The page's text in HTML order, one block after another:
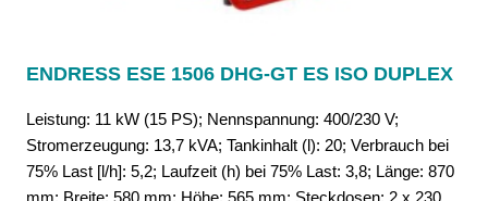
ENDRESS ESE 1506 DHG-GT ES ISO DUPLEX
Leistung: 11 kW (15 PS); Nennspannung: 400/230 V;
Stromerzeugung: 13,7 kVA; Tankinhalt (l): 20; Verbrauch bei
75% Last [l/h]: 5,2; Laufzeit (h) bei 75% Last: 3,8; Länge: 870
mm; Breite: 580 mm; Höhe: 565 mm; Steckdosen: 2 x 230